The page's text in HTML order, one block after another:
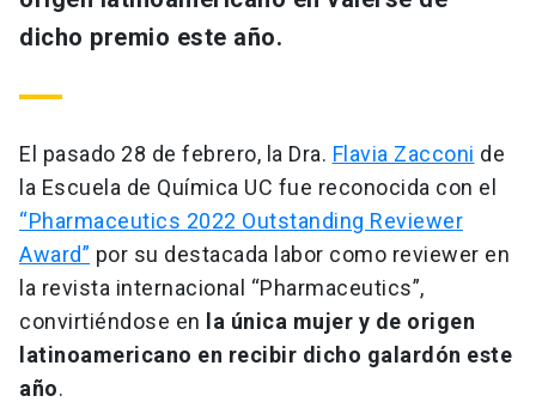
dicho premio este año.
El pasado 28 de febrero, la Dra. Flavia Zacconi de
la Escuela de Química UC fue reconocida con el
“Pharmaceutics 2022 Outstanding Reviewer
Award” por su destacada labor como reviewer en
la revista internacional “Pharmaceutics”,
convirtiéndose en
la única mujer y de origen
latinoamericano en recibir dicho galardón este
año.